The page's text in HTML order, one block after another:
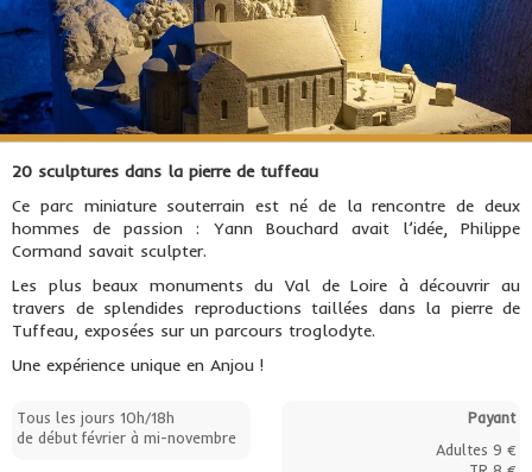
20 sculptures dans la pierre de tuffeau
Ce parc miniature souterrain est né de la rencontre de deux
hommes de passion : Yann Bouchard avait l’idée, Philippe
Cormand savait sculpter.
Les plus beaux monuments du Val de Loire à découvrir au
travers de splendides reproductions taillées dans la pierre de
Tuffeau, exposées sur un parcours troglodyte.
Une expérience unique en Anjou !
Tous les jours 10h/18h
de début février à mi-novembre
Payant
Adultes 9 €